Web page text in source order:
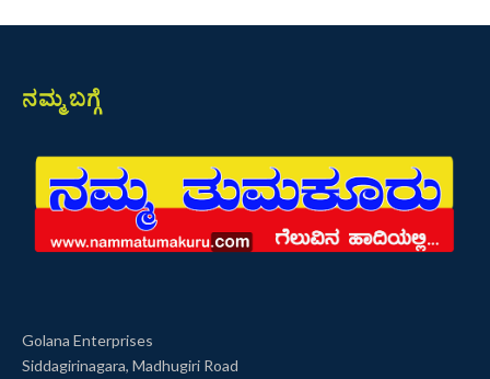
ನಮ್ಮ ಬಗ್ಗೆ
Golana Enterprises
Siddagirinagara, Madhugiri Road